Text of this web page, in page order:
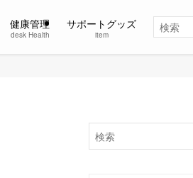
健康管理
desk Health
サポートグッズ
item